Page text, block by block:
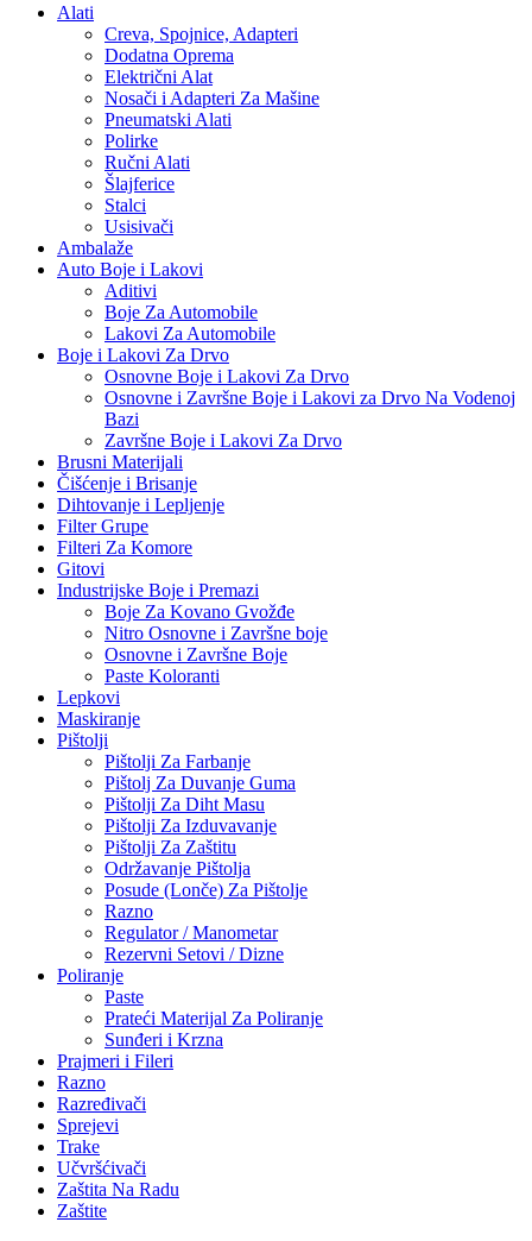
Alati
Creva, Spojnice, Adapteri
Dodatna Oprema
Električni Alat
Nosači i Adapteri Za Mašine
Pneumatski Alati
Polirke
Ručni Alati
Šlajferice
Stalci
Usisivači
Ambalaže
Auto Boje i Lakovi
Aditivi
Boje Za Automobile
Lakovi Za Automobile
Boje i Lakovi Za Drvo
Osnovne Boje i Lakovi Za Drvo
Osnovne i Završne Boje i Lakovi za Drvo Na Vodenoj
Bazi
Završne Boje i Lakovi Za Drvo
Brusni Materijali
Čišćenje i Brisanje
Dihtovanje i Lepljenje
Filter Grupe
Filteri Za Komore
Gitovi
Industrijske Boje i Premazi
Boje Za Kovano Gvožđe
Nitro Osnovne i Završne boje
Osnovne i Završne Boje
Paste Koloranti
Lepkovi
Maskiranje
Pištolji
Pištolji Za Farbanje
Pištolj Za Duvanje Guma
Pištolji Za Diht Masu
Pištolji Za Izduvavanje
Pištolji Za Zaštitu
Održavanje Pištolja
Posude (Lonče) Za Pištolje
Razno
Regulator / Manometar
Rezervni Setovi / Dizne
Poliranje
Paste
Prateći Materijal Za Poliranje
Sunđeri i Krzna
Prajmeri i Fileri
Razno
Razređivači
Sprejevi
Trake
Učvršćivači
Zaštita Na Radu
Zaštite